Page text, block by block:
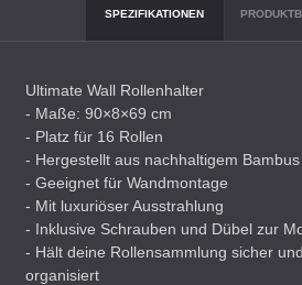
SPEZIFIKATIONEN
Ultimate Wall Rollenhalter
- Maße: 90×8×69 cm
- Platz für 16 Rollen
- Hergestellt aus nachhaltigem Bambus
- Geeignet für Wandmontage
- Mit luxuriöser Ausstrahlung
- Inklusive Schrauben und Dübel zur
- Hält deine Rollensammlung sicher
organisiert